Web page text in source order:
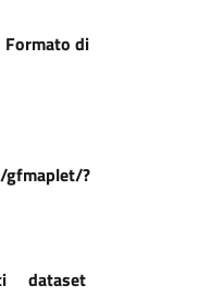
di
gfmaplet/?
dataset